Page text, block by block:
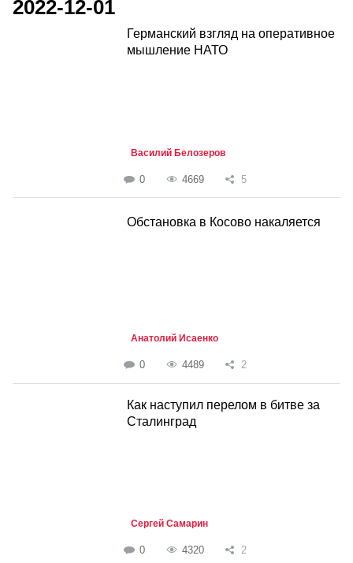
2022-12-01
Германский взгляд на оперативное
мышление НАТО
Василий Белозеров
0 4669 5
Обстановка в Косово накаляется
Анатолий Исаенко
0 4489 2
Как наступил перелом в битве за
Сталинград
Сергей Самарин
0 4320 2